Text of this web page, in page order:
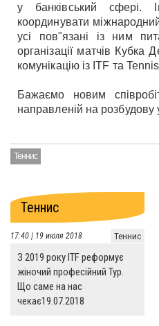
у банківський сфері.
координувати
усі пов"язані із ним
організації матчів Кубка
комунікацію із ITF та
Бажаємо новим
направленій на розбудову
Теннис
Теннис
Теннис
17:40 | 19 июля 2018
З 2019 року ITF реформує
жіночий професійний Тур.
Що саме на нас
чекає19.07.2018